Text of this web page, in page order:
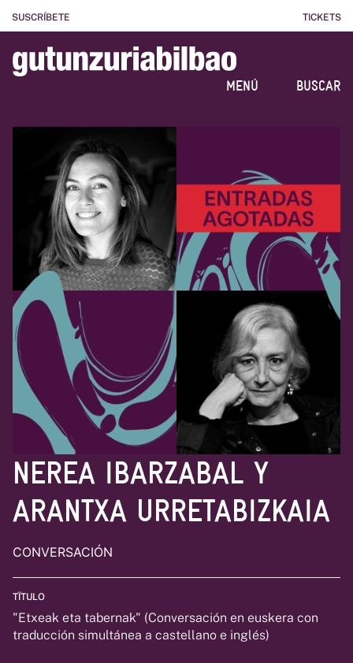
SUSCRÍBETE TICKETS
MENÚ BUSCAR
NEREA IBARZABAL Y
ARANTXA URRETABIZKAIA
CONVERSACIÓN
TÏTULO
"Etxeak eta tabernak" (Conversación en euskera con
traducción simultánea a castellano e inglés)